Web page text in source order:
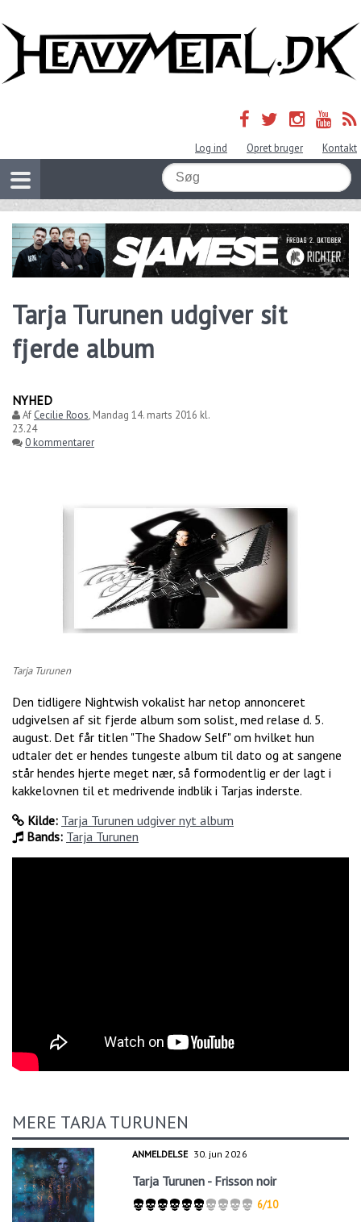
Log ind Opret bruger Kontakt
Tarja Turunen udgiver sit
fjerde album
NYHED
Af Cecilie Roos, Mandag 14. marts 2016 kl.
23.24
0 kommentarer
Tarja Turunen
Den tidligere Nightwish vokalist har netop annonceret
udgivelsen af sit fjerde album som solist, med relase d. 5.
august. Det får titlen "The Shadow Self" om hvilket hun
udtaler det er hendes tungeste album til dato og at sangene
står hendes hjerte meget nær, så formodentlig er der lagt i
kakkelovnen til et medrivende indblik i Tarjas inderste.
Kilde: Tarja Turunen udgiver nyt album
Bands: Tarja Turunen
MERE TARJA TURUNEN
ANMELDELSE 30. jun 2026
Tarja Turunen - Frisson noir
6/10